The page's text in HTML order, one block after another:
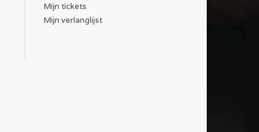
Mijn tickets
Mijn verlanglijst